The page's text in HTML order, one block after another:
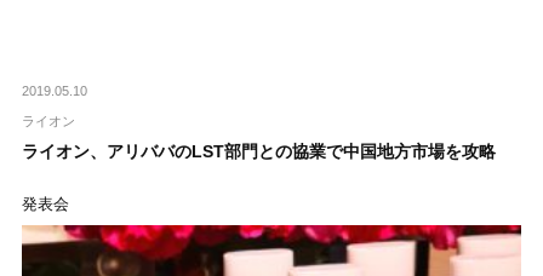
2019.05.10
ライオン
ライオン、アリババのLST部門との協業で中国地方市場を攻略
発表会